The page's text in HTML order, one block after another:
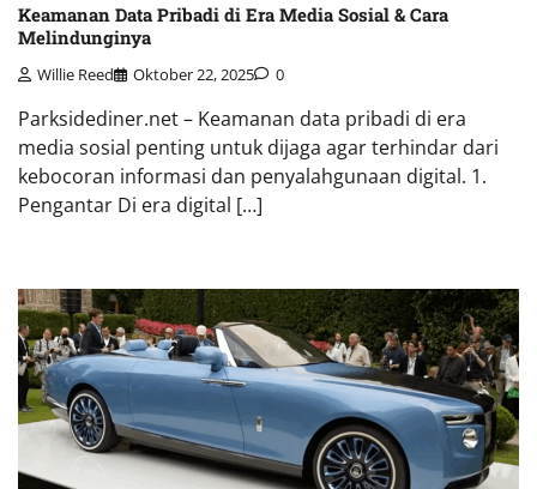
Keamanan Data Pribadi di Era Media Sosial & Cara
Melindunginya
Willie Reed Oktober 22, 2025 0
Parksidediner.net – Keamanan data pribadi di era
media sosial penting untuk dijaga agar terhindar dari
kebocoran informasi dan penyalahgunaan digital. 1.
Pengantar Di era digital […]